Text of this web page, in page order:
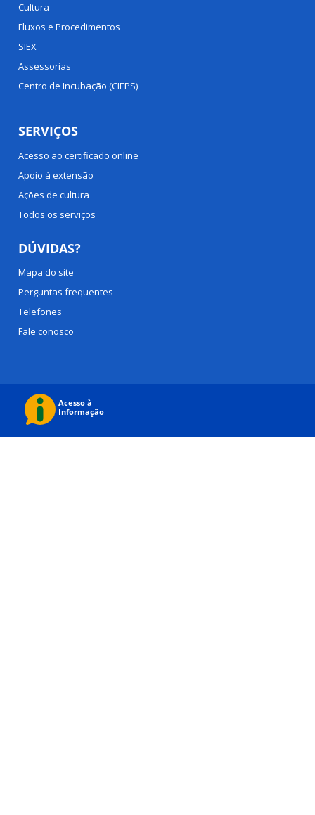
Cultura
Fluxos e Procedimentos
SIEX
Assessorias
Centro de Incubação (CIEPS)
SERVIÇOS
Acesso ao certificado online
Apoio à extensão
Ações de cultura
Todos os serviços
DÚVIDAS?
Mapa do site
Perguntas frequentes
Telefones
Fale conosco